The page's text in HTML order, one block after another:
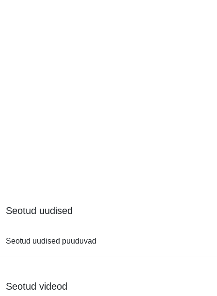
Seotud uudised
Seotud uudised puuduvad
Seotud videod